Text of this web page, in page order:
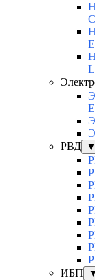
РВД
▼
ИБП
▼